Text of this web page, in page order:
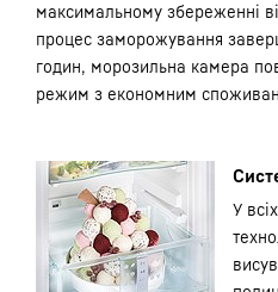
максимальному збереженні
процес заморожування
годин, морозильна камера
режим з економним
У